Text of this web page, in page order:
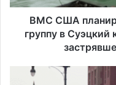
а
ВМС США
группу в Суэцкий